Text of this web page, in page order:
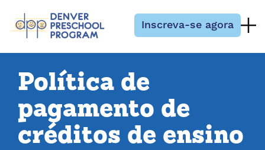
Inscreva-se agora
Política de
pagamento de
créditos de ensino